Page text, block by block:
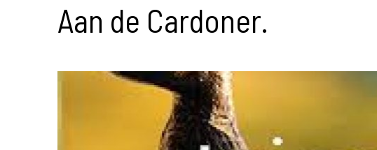
Aan de Cardoner.